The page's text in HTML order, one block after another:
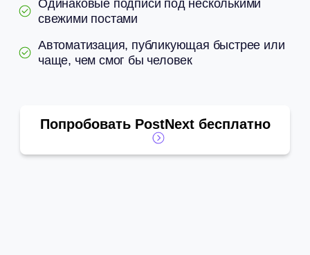
Одинаковые подписи под несколькими
свежими постами
Автоматизация, публикующая быстрее или
чаще, чем смог бы человек
Попробовать PostNext бесплатно